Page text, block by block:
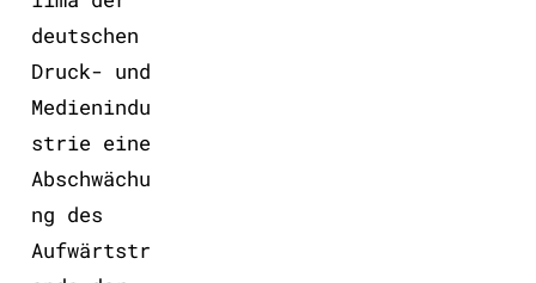
deutschen
Druck- und
Medienindu
strie eine
Abschwächu
ng des
Aufwärtstr